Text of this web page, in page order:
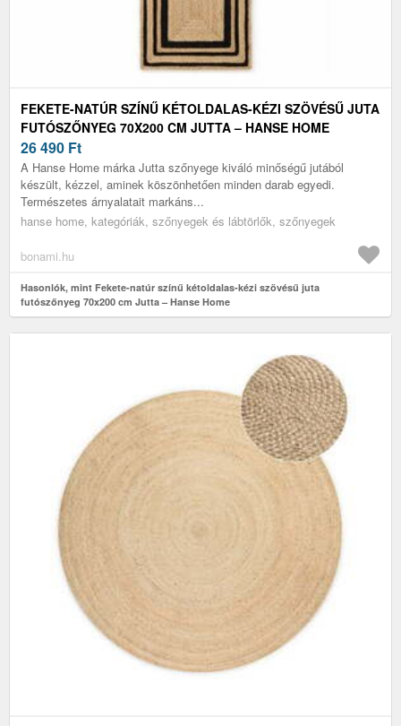
FEKETE-NATÚR SZÍNŰ KÉTOLDALAS-KÉZI SZÖVÉSŰ JUTA
FUTÓSZŐNYEG 70X200 CM JUTTA – HANSE HOME
26 490 Ft
A Hanse Home márka Jutta szőnyege kiváló minőségű jutából
készült, kézzel, aminek köszönhetően minden darab egyedi.
Természetes árnyalatait markáns...
hanse home, kategóriák, szőnyegek és lábtörlők, szőnyegek
bonami.hu
Hasonlók, mint Fekete-natúr színű kétoldalas-kézi szövésű juta
futószőnyeg 70x200 cm Jutta – Hanse Home